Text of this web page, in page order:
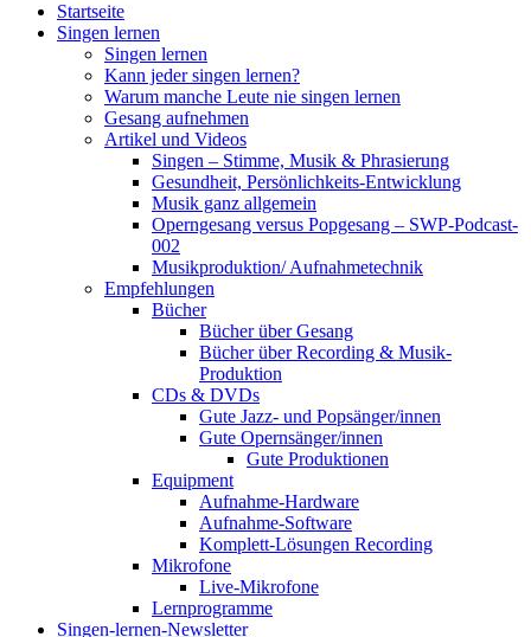
Startseite
Singen lernen
Singen lernen
Kann jeder singen lernen?
Warum manche Leute nie singen lernen
Gesang aufnehmen
Artikel und Videos
Singen – Stimme, Musik & Phrasierung
Gesundheit, Persönlichkeits-Entwicklung
Musik ganz allgemein
Operngesang versus Popgesang – SWP-Podcast-
002
Musikproduktion/ Aufnahmetechnik
Empfehlungen
Bücher
Bücher über Gesang
Bücher über Recording & Musik-
Produktion
CDs & DVDs
Gute Jazz- und Popsänger/innen
Gute Opernsänger/innen
Gute Produktionen
Equipment
Aufnahme-Hardware
Aufnahme-Software
Komplett-Lösungen Recording
Mikrofone
Live-Mikrofone
Lernprogramme
Singen-lernen-Newsletter